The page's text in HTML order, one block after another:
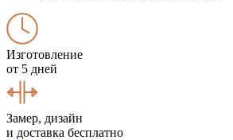
Изготовление
от 5 дней
Замер, дизайн
и доставка бесплатно